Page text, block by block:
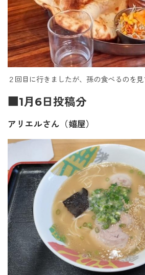
２回目に行きましたが、孫の食べるのを
■1月6日投稿分
アリエルさん（嬉屋）